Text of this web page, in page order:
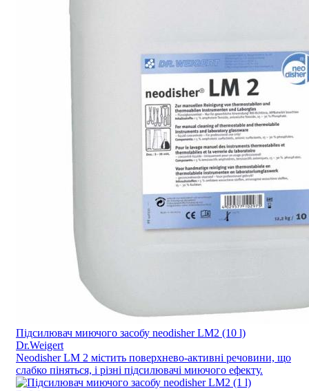
Підсилювач миючого засобу neodisher LM2 (10 l)
Dr.Weigert
Neodisher LM 2 містить поверхнево-активні речовини, що
слабко піняться, і різні підсилювачі миючого ефекту.